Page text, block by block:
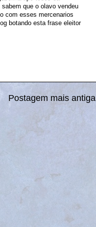
que o olavo vendeu
com esses mercenarios
botando esta frase eleitor
Postagem mais antiga